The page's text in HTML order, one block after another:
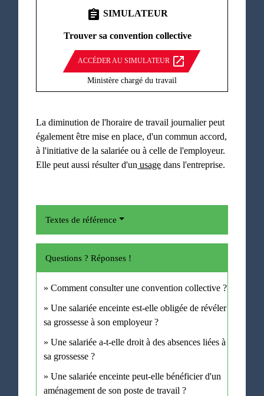
assignment SIMULATEUR
Trouver sa convention collective
ACCÉDER AU SIMULATEUR open_in_new
Ministère chargé du travail
La diminution de l'horaire de travail journalier peut
également être mise en place, d'un commun accord,
à l'initiative de la salariée ou à celle de l'employeur.
Elle peut aussi résulter d'un usage dans l'entreprise.
Textes de référence
Questions ? Réponses !
Comment consulter une convention collective ?
Une salariée enceinte est-elle obligée de révéler
sa grossesse à son employeur ?
Une salariée a-t-elle droit à des absences liées à
sa grossesse ?
Une salariée enceinte peut-elle bénéficier d'un
aménagement de son poste de travail ?